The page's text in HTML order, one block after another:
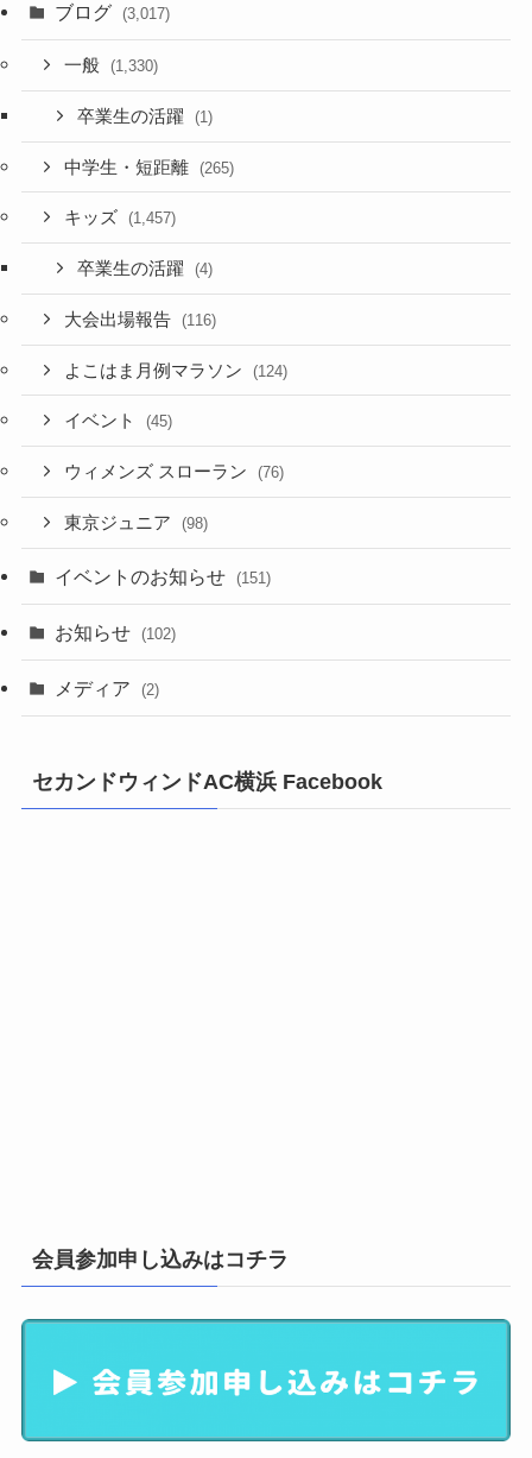
ブログ (3,017)
一般 (1,330)
卒業生の活躍 (1)
中学生・短距離 (265)
キッズ (1,457)
卒業生の活躍 (4)
大会出場報告 (116)
よこはま月例マラソン (124)
イベント (45)
ウィメンズ スローラン (76)
東京ジュニア (98)
イベントのお知らせ (151)
お知らせ (102)
メディア (2)
セカンドウィンドAC横浜 Facebook
会員参加申し込みはコチラ